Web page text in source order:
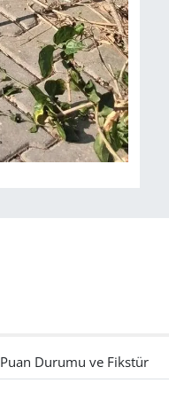
Puan Durumu ve Fikstür